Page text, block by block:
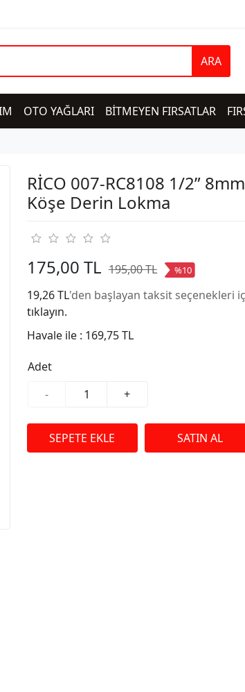
ARA
OTO YAĞLARI BİTMEYEN FIRSATLAR
RİCO 007-RC8108 1/2”
Köşe Derin Lokma
175,00 TL 195,00 TL %10
19,26 TL'den başlayan taksit seçenekleri
tıklayın.
Havale ile : 169,75 TL
Adet
-
+